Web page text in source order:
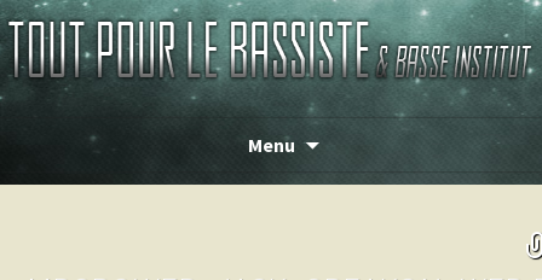
TOUT POUR LE BASSISTE
Menu